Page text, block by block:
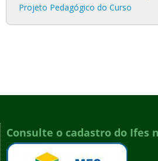
Projeto Pedagógico do Curso
Consulte o cadastro do Ifes